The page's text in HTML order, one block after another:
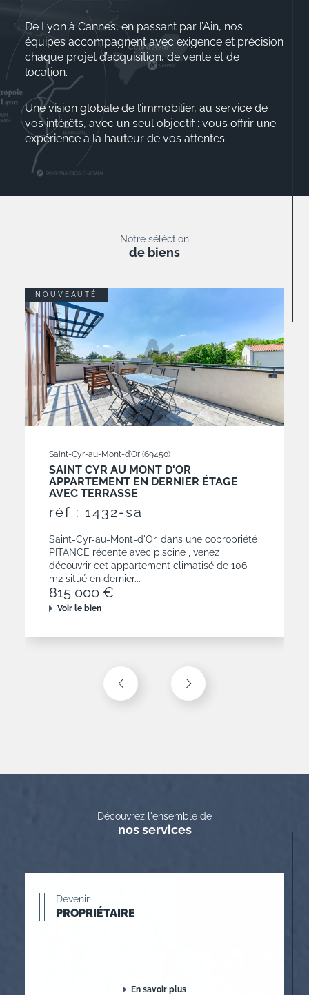
De Lyon à Cannes, en passant par l’Ain, nos
équipes accompagnent avec exigence et précision
chaque projet d’acquisition, de vente et de
location.
Une vision globale de l’immobilier, au service de
vos intérêts, avec un seul objectif : vous offrir une
expérience à la hauteur de vos attentes.
Notre séléction
de biens
NOUVEAUTÉ
Saint-Cyr-au-Mont-d'Or (69450)
SAINT CYR AU MONT D'OR
APPARTEMENT EN DERNIER ÉTAGE
AVEC TERRASSE
réf : 1432-sa
Saint-Cyr-au-Mont-d'Or, dans une copropriété
PITANCE récente avec piscine , venez
découvrir cet appartement climatisé de 106
m2 situé en dernier...
815 000 €
Voir le bien
Découvrez l'ensemble de
nos services
Devenir
PROPRIÉTAIRE
En savoir plus